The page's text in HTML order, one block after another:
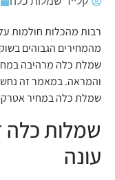
רבות מהכלות חולמות
מהמחירים הגבוהים
שמלת כלה מרהיבה
והמראה. במאמר זה
שמלת כלה במחיר
שמלות כלה
עונה